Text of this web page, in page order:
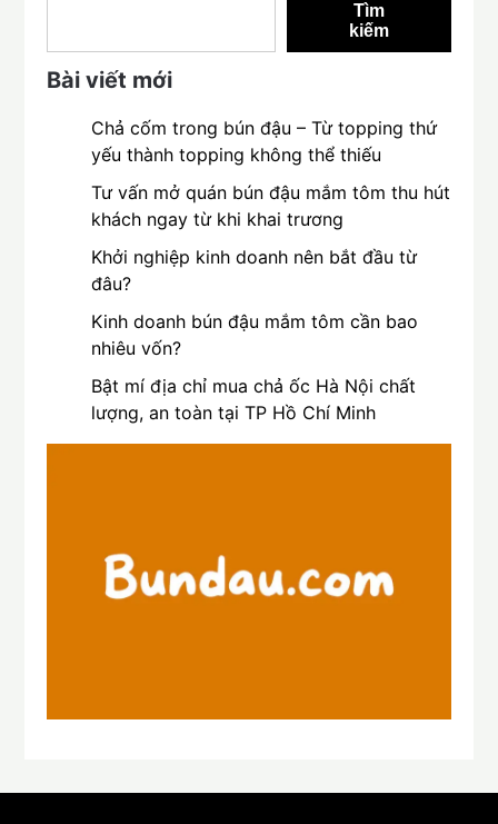
Tìm
kiếm
Bài viết mới
Chả cốm trong bún đậu – Từ topping thứ
yếu thành topping không thể thiếu
Tư vấn mở quán bún đậu mắm tôm thu hút
khách ngay từ khi khai trương
Khởi nghiệp kinh doanh nên bắt đầu từ
đâu?
Kinh doanh bún đậu mắm tôm cần bao
nhiêu vốn?
Bật mí địa chỉ mua chả ốc Hà Nội chất
lượng, an toàn tại TP Hồ Chí Minh